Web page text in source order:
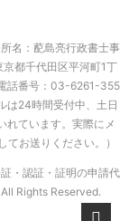
名：蓜島亮行政書士事
都千代田区平河町1丁
話番号：03-6261-355
24時間受付中、土日
れています。実際にメ
お送りください。）
・認証・証明の申請代
All Rights Reserved.